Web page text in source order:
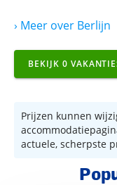
› Meer over Berlijn
BEKIJK 0
Prijzen kunnen
actuele, scherpste